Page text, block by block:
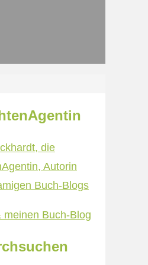
meinen Buch-Blog